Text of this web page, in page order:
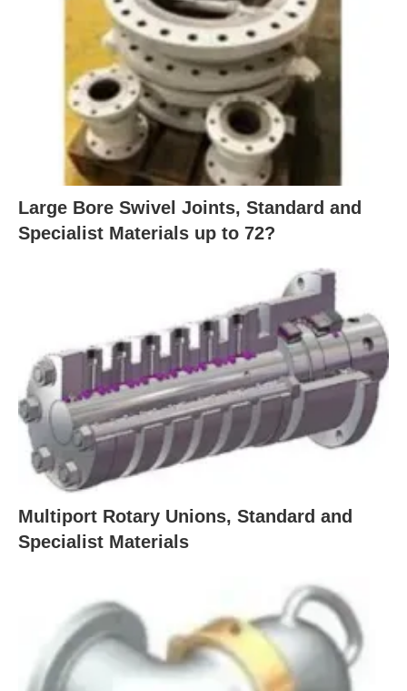
Large Bore Swivel Joints, Standard and
Specialist Materials up to 72?
Multiport Rotary Unions, Standard and
Specialist Materials